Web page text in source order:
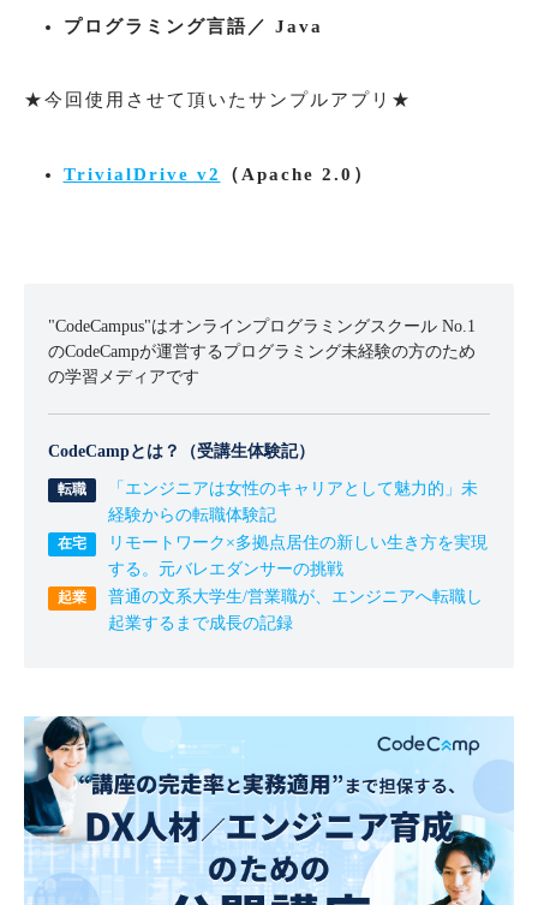
プログラミング言語／ Java
★今回使用させて頂いたサンプルアプリ★
TrivialDrive v2 （Apache 2.0）
"CodeCampus"はオンラインプログラミングスクール No.1
のCodeCampが運営するプログラミング未経験の方のため
の学習メディアです
CodeCampとは？（受講生体験記）
「エンジニアは女性のキャリアとして魅力的」未
経験からの転職体験記
リモートワーク×多拠点居住の新しい生き方を実現
する。元バレエダンサーの挑戦
普通の文系大学生/営業職が、エンジニアへ転職し
起業するまで成長の記録